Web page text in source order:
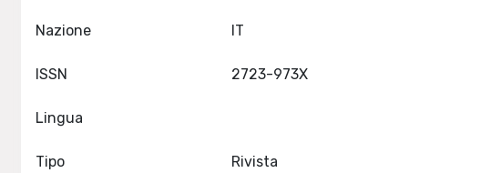
Nazione
ISSN
Lingua
Tipo Rivista